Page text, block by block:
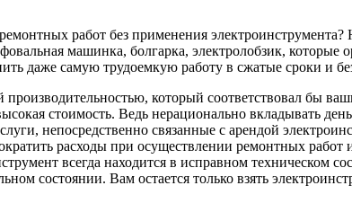
работ без применения
машинка, болгарка, электролобзик, которые
даже самую трудоемкую работу в сжатые сроки и
который соответствовал бы
стоимость. Ведь нерационально вкладывать
непосредственно связанные с арендой
расходы при осуществлении ремонтных работ
всегда находится в исправном техническом
состоянии. Вам остается только взять